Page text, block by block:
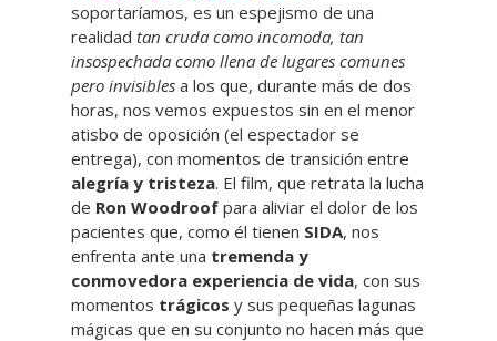
soportaríamos, es un espejismo de una
realidad tan cruda como incomoda, tan
insospechada como llena de lugares comunes
pero invisibles a los que, durante más de dos
horas, nos vemos expuestos sin en el menor
atisbo de oposición (el espectador se
entrega), con momentos de transición entre
alegría y tristeza. El film, que retrata la lucha
de Ron Woodroof para aliviar el dolor de los
pacientes que, como él tienen SIDA, nos
enfrenta ante una tremenda y
conmovedora experiencia de vida, con sus
momentos trágicos y sus pequeñas lagunas
mágicas que en su conjunto no hacen más que